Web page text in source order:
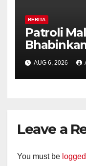
BERITA
Patroli
Pilar
Perkuat
Diajak
AUG 6, 2026
Leave a
You must be